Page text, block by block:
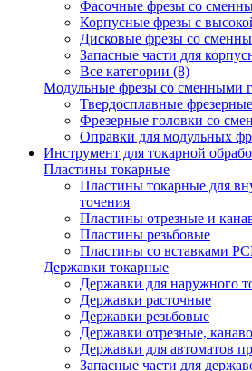
Фасочные фрезы со
Корпусные фрезы с
Дисковые фрезы со
Запасные части для
Все категории (8)
Модульные фрезы со сменными
Твердосплавные
Фрезерные головки со
Оправки для модульных
Инструмент для токарной
Пластины токарные
Пластины токарные для
точения
Пластины отрезные и
Пластины резьбовые
Пластины со вставками
Державки токарные
Державки для наружного
Державки расточные
Державки резьбовые
Державки отрезные,
Державки для автоматов
Запасные части для